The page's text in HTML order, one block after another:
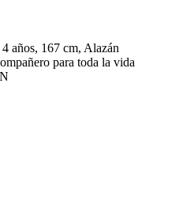
años, 167 cm, Alazán
para toda la vida